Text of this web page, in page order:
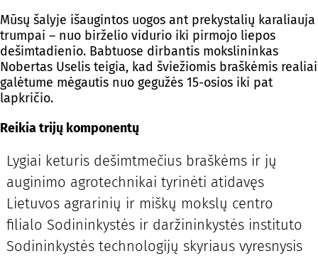
Mūsų šalyje išaugintos uogos ant prekystalių karaliauja
trumpai – nuo birželio vidurio iki pirmojo liepos
dešimtadienio. Babtuose dirbantis mokslininkas
Nobertas Uselis teigia, kad šviežiomis braškėmis realiai
galėtume mėgautis nuo gegužės 15-osios iki pat
lapkričio.
Reikia trijų komponentų
Lygiai keturis dešimtmečius braškėms ir jų
auginimo agrotechnikai tyrinėti atidavęs
Lietuvos agrarinių ir miškų mokslų centro
filialo Sodininkystės ir daržininkystės instituto
Sodininkystės technologijų skyriaus vyresnysis